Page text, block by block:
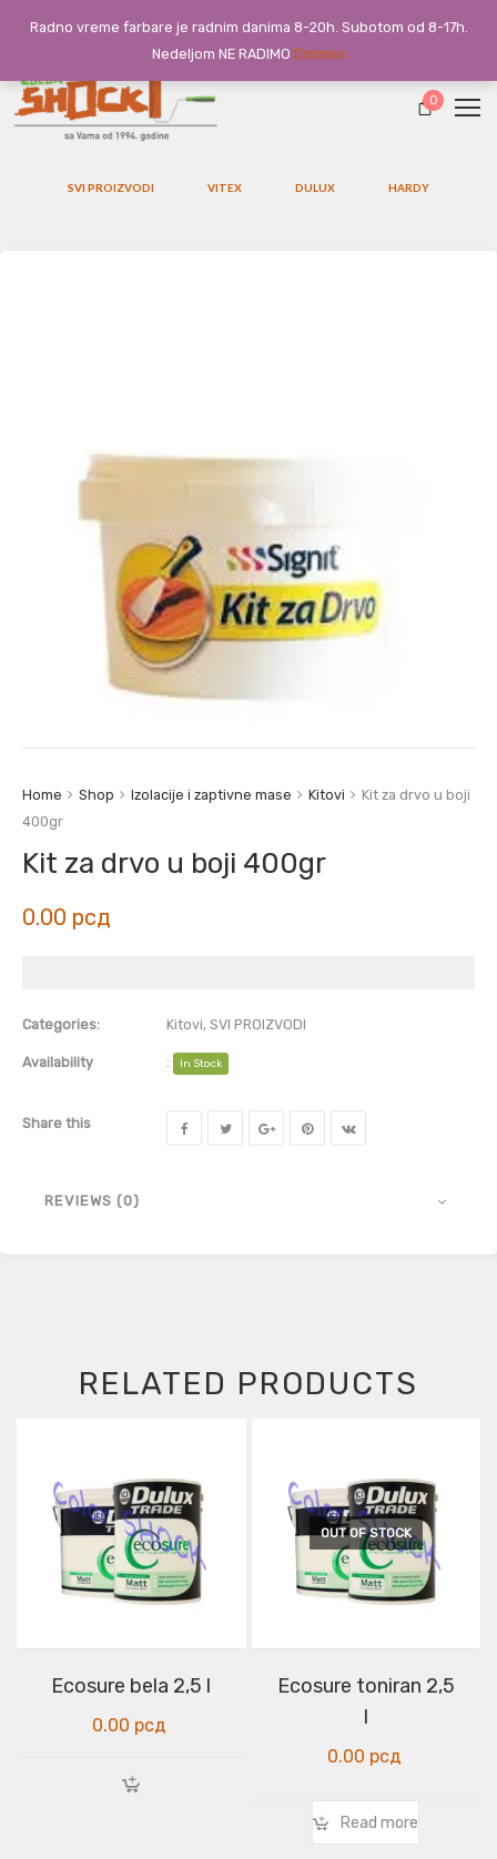
0
SVI PROIZVODI VITEX DULUX HARDY
Home Shop Izolacije i zaptivne mase Kitovi
Kit za drvo u boji
400gr
Kit za drvo u boji 400gr
0.00 рсд
Categories: Kitovi, SVI PROIZVODI
Availability : In Stock
Share this
REVIEWS (0)
RELATED PRODUCTS
Ecosure bela 2,5 l
0.00 рсд
OUT OF STOCK
Ecosure toniran 2,5
l
0.00 рсд
Read more
Radno vreme farbare je radnim danima 8-20h. Subotom od 8-17h.
Nedeljom NE RADIMO Dismiss